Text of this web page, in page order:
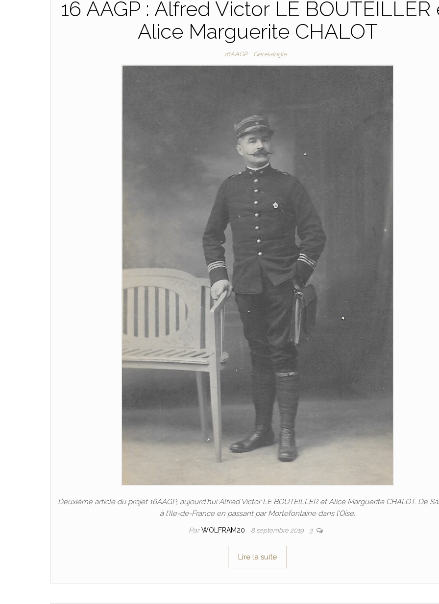
16 AAGP : Alfred Victor LE BOUTEILLER
Alice Marguerite CHALOT
16AAGP Généalogie
Deuxième article du projet 16AAGP, aujourd’hui Alfred Victor LE BOUTEILLER et Alice Marguerite CHALOT. De
à l’Ile-de-France en passant par Mortefontaine dans l’Oise.
ParWOLFRAM20 8 septembre 2019 3
Lire la suite